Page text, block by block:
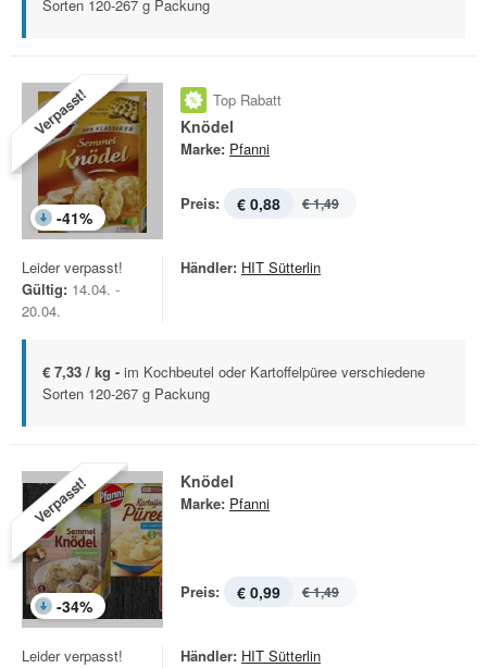
Sorten 120-267 g Packung
Verpasst!
-41%
Top Rabatt
Knödel
Marke: Pfanni
Preis: € 0,88 € 1,49
Leider verpasst!
Gültig: 14.04. -
20.04.
Händler: HIT Sütterlin
€ 7,33 / kg - im Kochbeutel oder Kartoffelpüree verschiedene
Sorten 120-267 g Packung
Verpasst!
-34%
Knödel
Marke: Pfanni
Preis: € 0,99 € 1,49
Leider verpasst!
Händler: HIT Sütterlin